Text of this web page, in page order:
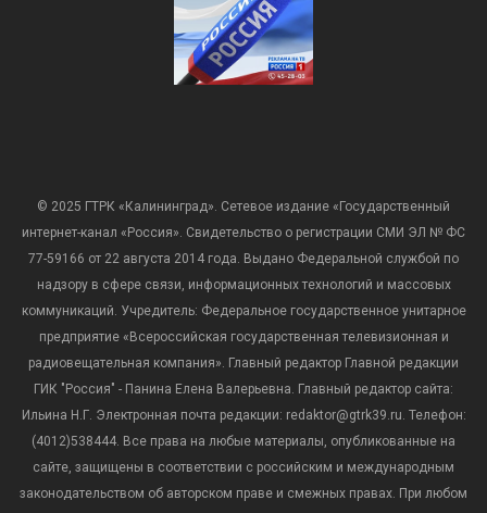
© 2025 ГТРК «Калининград». Сетевое издание «Государственный
интернет-канал «Россия». Свидетельство о регистрации СМИ ЭЛ № ФС
77-59166 от 22 августа 2014 года. Выдано Федеральной службой по
надзору в сфере связи, информационных технологий и массовых
коммуникаций. Учредитель: Федеральное государственное унитарное
предприятие «Всероссийская государственная телевизионная и
радиовещательная компания». Главный редактор Главной редакции
ГИК "Россия" - Панина Елена Валерьевна. Главный редактор сайта:
Ильина Н.Г. Электронная почта редакции: redaktor@gtrk39.ru. Телефон:
(4012)538444. Все права на любые материалы, опубликованные на
сайте, защищены в соответствии с российским и международным
законодательством об авторском праве и смежных правах. При любом